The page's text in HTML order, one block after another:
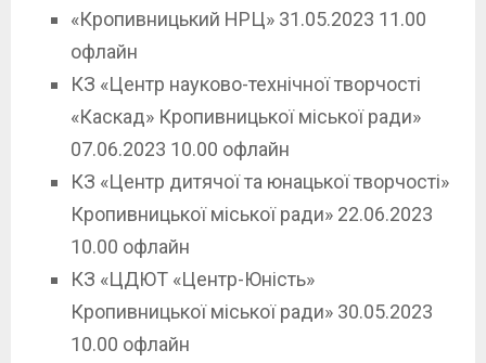
«Кропивницький НРЦ» 31.05.2023 11.00
офлайн
КЗ «Центр науково-технічної творчості
«Каскад» Кропивницької міської ради»
07.06.2023 10.00 офлайн
КЗ «Центр дитячої та юнацької творчості»
Кропивницької міської ради» 22.06.2023
10.00 офлайн
КЗ «ЦДЮТ «Центр-Юність»
Кропивницької міської ради» 30.05.2023
10.00 офлайн